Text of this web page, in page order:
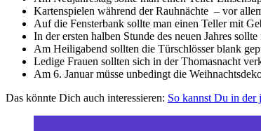
Kartenspielen während der Rauhnächte – vor
Auf die Fensterbank sollte man einen Teller mit
In der ersten halben Stunde des neuen Jahres
Am Heiligabend sollten die Türschlösser blank
Ledige Frauen sollten sich in der Thomasnacht
Am 6. Januar müsse unbedingt die
Das könnte Dich auch interessieren: So kannst Du in der